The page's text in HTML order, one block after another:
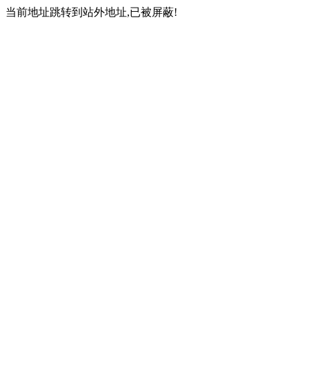
当前地址跳转到站外地址,已被屏蔽!